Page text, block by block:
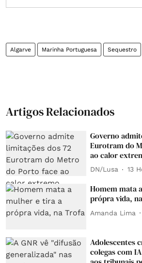
Algarve Marinha Portuguesa Sequestro
Artigos Relacionados
Governo
Eurotram do
ao calor
DN/Lusa 13
Homem mata
própra vida,
Amanda Lima
Adolescentes
colegas com